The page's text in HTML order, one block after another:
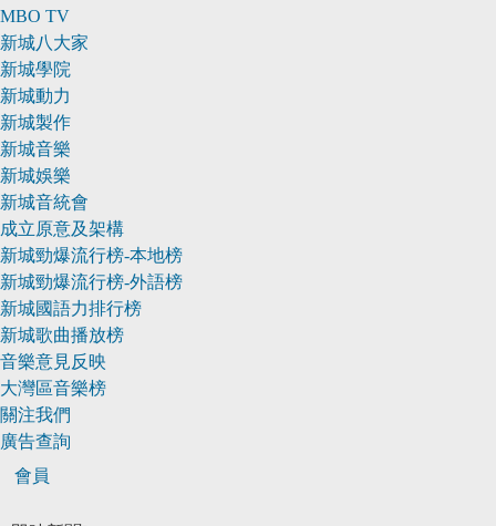
MBO TV
新城八大家
新城學院
新城動力
新城製作
新城音樂
新城娛樂
新城音統會
成立原意及架構
新城勁爆流行榜-本地榜
新城勁爆流行榜-外語榜
新城國語力排行榜
新城歌曲播放榜
音樂意見反映
大灣區音樂榜
關注我們
廣告查詢
會員